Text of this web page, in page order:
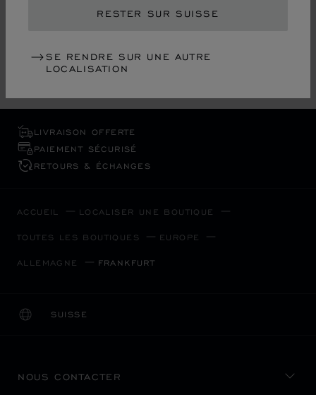
RESTER SUR SUISSE
SE RENDRE SUR UNE AUTRE
LOCALISATION
LIVRAISON OFFERTE
PAIEMENT SÉCURISÉ
RETOURS & ÉCHANGES
ACCUEIL LOCALISER UNE BOUTIQUE
TOUTES LES BOUTIQUES EUROPE
ALLEMAGNE FRANKFURT
SUISSE
LOCALISATION (CHANGER DE PAYS)
CHANGER DE PAYS
NOUS CONTACTER